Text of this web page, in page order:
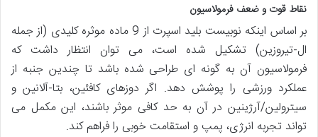
نقاط قوت و ضعف فرمولاسیون
بر اساس اینکه نوبیست بلید اسپرت از 9 ماده موثره کلیدی (از جمله
ال-تیروزین) تشکیل شده است، می توان انتظار داشت که
فرمولاسیون آن به گونه ای طراحی شده باشد تا چندین جنبه از
عملکرد ورزشی را پوشش دهد. اگر دوزهای کافئین، بتا-آلانین و
سیترولین/آرژینین در آن به حد کافی موثر باشند، این مکمل می
تواند تجربه انرژی، پمپ و استقامت خوبی را فراهم کند.